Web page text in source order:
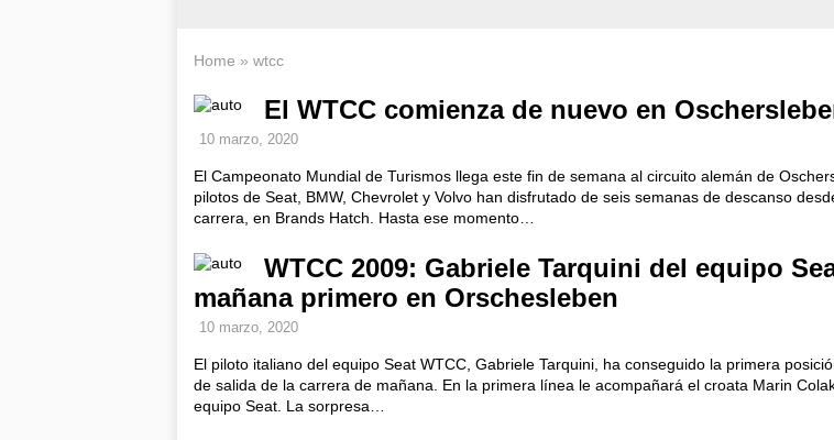
Home » wtcc
El WTCC comienza de nuevo en
10 marzo, 2020
El Campeonato Mundial de Turismos llega este fin de semana al circuito alemán de
pilotos de Seat, BMW, Chevrolet y Volvo han disfrutado de seis semanas de descanso
carrera, en Brands Hatch. Hasta ese momento…
WTCC 2009: Gabriele Tarquini del equipo
mañana primero en Orschesleben
10 marzo, 2020
El piloto italiano del equipo Seat WTCC, Gabriele Tarquini, ha conseguido la primera
de salida de la carrera de mañana. En la primera línea le acompañará el croata Marin
equipo Seat. La sorpresa…